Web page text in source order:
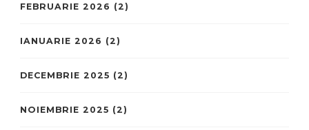
FEBRUARIE 2026 (2)
IANUARIE 2026 (2)
DECEMBRIE 2025 (2)
NOIEMBRIE 2025 (2)